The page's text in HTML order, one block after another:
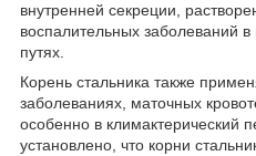
внутренней секреции,
воспалительных заболеваний
путях.
Корень стальника также
заболеваниях, маточных
особенно в климактерический
установлено, что корни